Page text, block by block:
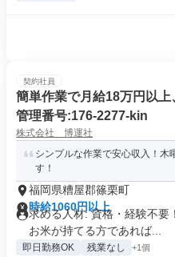
契約社員
簡単作業で月給18万円以
管理番号:176-2277-kin
株式会社 博運社
シンプルな作業で安心収入！木
す！
福岡県糟屋郡篠栗町
時給1060円以上
求める人材: 資格・経験不要
お米が持てる方であれば...
即日勤務OK 残業なし +1個